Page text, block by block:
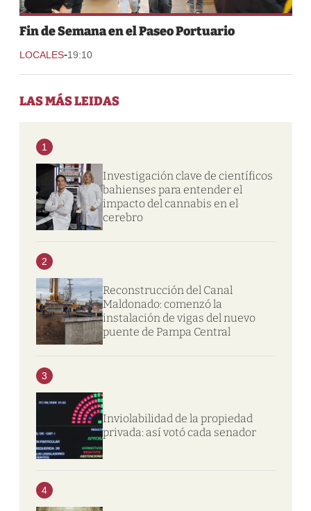
Fin de Semana en el Paseo Portuario
LOCALES-19:10
LAS MÁS LEIDAS
1
Investigación clave de científicos
bahienses para entender el
impacto del cannabis en el
cerebro
2
Reconstrucción del Canal
Maldonado: comenzó la
instalación de vigas del nuevo
puente de Pampa Central
3
Inviolabilidad de la propiedad
privada: así votó cada senador
4